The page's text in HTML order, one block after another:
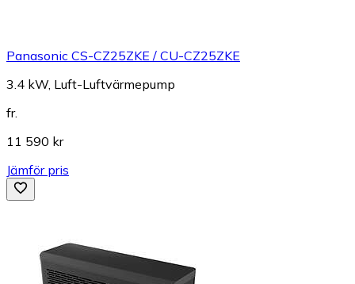
Panasonic CS-CZ25ZKE / CU-CZ25ZKE
3.4 kW, Luft-Luftvärmepump
fr.
11 590 kr
Jämför pris